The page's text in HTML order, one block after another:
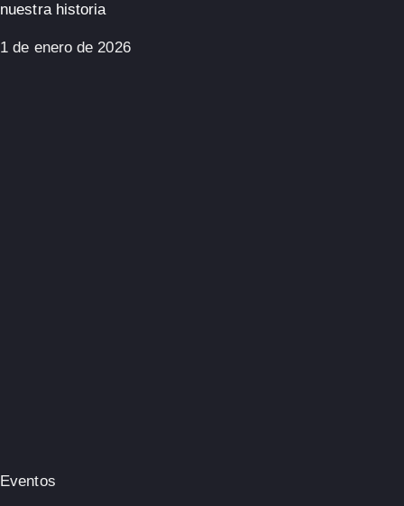
nuestra historia
1 de enero de 2026
Eventos